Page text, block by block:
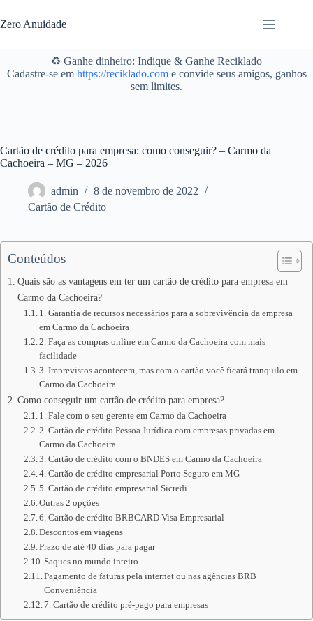
para
o
Zero Anuidade
♻️ Ganhe dinheiro: Indique & Ganhe Reciklado
Cadastre-se em https://reciklado.come convide seus amigos, ganhos
sem limites.
Cartão de crédito para empresa: como conseguir? – Carmo da
Cachoeira – MG – 2026
admin
8 de novembro de 2022
Cartão de Crédito
Conteúdos
Quais são as vantagens em ter um cartão de crédito para empresa em
Carmo da Cachoeira?
1. Garantia de recursos necessários para a sobrevivência da empresa
em Carmo da Cachoeira
2. Faça as compras online em Carmo da Cachoeira com mais
facilidade
3. Imprevistos acontecem, mas com o cartão você ficará tranquilo em
Carmo da Cachoeira
Como conseguir um cartão de crédito para empresa?
1. Fale com o seu gerente em Carmo da Cachoeira
2. Cartão de crédito Pessoa Jurídica com empresas privadas em
Carmo da Cachoeira
3. Cartão de crédito com o BNDES em Carmo da Cachoeira
4. Cartão de crédito empresarial Porto Seguro em MG
5. Cartão de crédito empresarial Sicredi
Outras 2 opções
6. Cartão de crédito BRBCARD Visa Empresarial
Descontos em viagens
Prazo de até 40 dias para pagar
Saques no mundo inteiro
Pagamento de faturas pela internet ou nas agências BRB
Conveniência
7. Cartão de crédito pré-pago para empresas